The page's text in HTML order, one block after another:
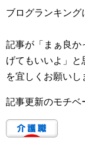
ブログランキング
記事が「まぁ良か
げてもいいよ」と
を宜しくお願いし
記事更新のモチベ